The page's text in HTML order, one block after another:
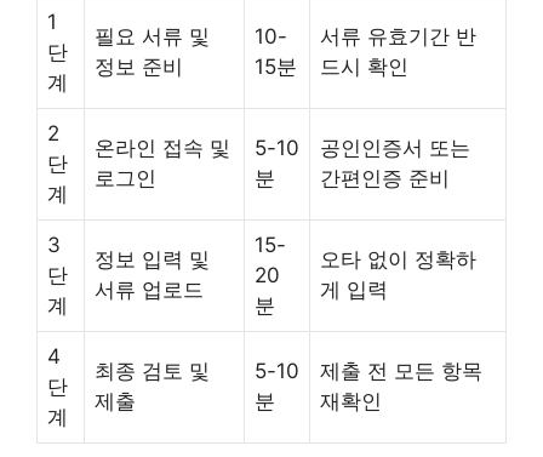
1
단
계
필요 서류 및
정보 준비
10-
15분
서류 유효기간 반
드시 확인
2
단
계
온라인 접속 및
로그인
5-10
분
공인인증서 또는
간편인증 준비
3
단
계
정보 입력 및
서류 업로드
15-
20
분
오타 없이 정확하
게 입력
4
단
계
최종 검토 및
제출
5-10
분
제출 전 모든 항목
재확인